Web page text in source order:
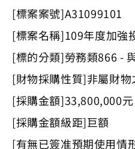
[標案案號]A31099101
[標案名稱]109年度加強
[標的分類]勞務類866 -
[財物採購性質]非屬財
[採購金額]33,800,000元
[採購金額級距]巨額
[有無已簽准預期使用情